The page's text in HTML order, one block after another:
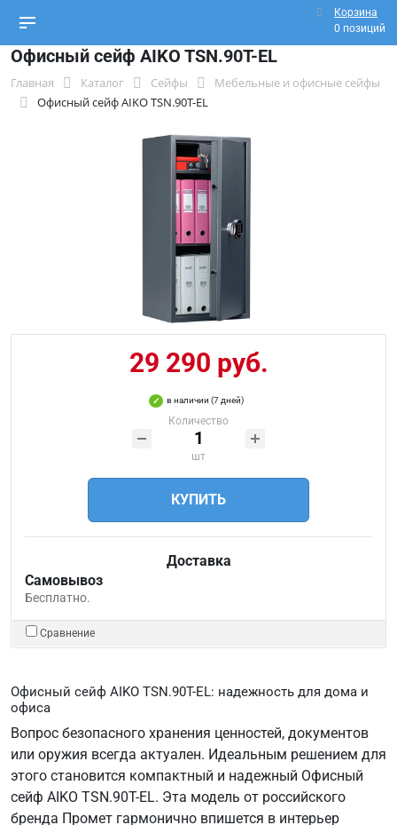
Корзина
0 позиций
Офисный сейф AIKO TSN.90T-EL
Главная Каталог Сейфы
Мебельные и офисные сейфы
Офисный сейф AIKO TSN.90T-EL
29 290 руб.
в наличии (7 дней)
Количество
шт
КУПИТЬ
Доставка
Самовывоз
Бесплатно.
Сравнение
Офисный сейф AIKO TSN.90T-EL: надежность для дома и
офиса
Вопрос безопасного хранения ценностей, документов
или оружия всегда актуален. Идеальным решением для
этого становится компактный и надежный Офисный
сейф AIKO TSN.90T-EL. Эта модель от российского
бренда Промет гармонично впишется в интерьер